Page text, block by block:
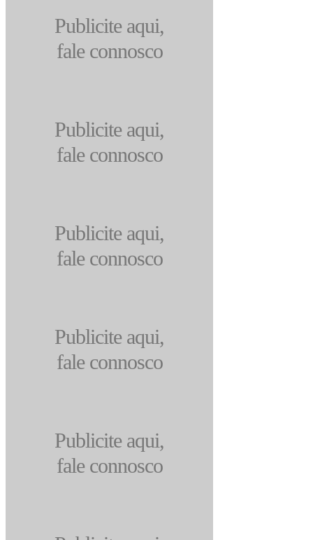
Publicite aqui,
fale connosco
Publicite aqui,
fale connosco
Publicite aqui,
fale connosco
Publicite aqui,
fale connosco
Publicite aqui,
fale connosco